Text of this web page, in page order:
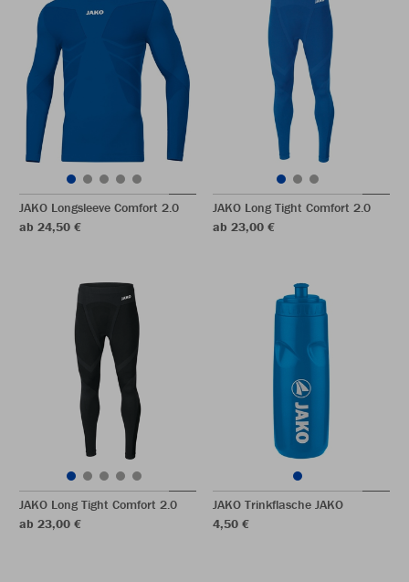
JAKO Longsleeve Comfort 2.0
ab 24,50 €
JAKO Long Tight Comfort 2.0
ab 23,00 €
JAKO Long Tight Comfort 2.0
ab 23,00 €
JAKO Trinkflasche JAKO
4,50 €